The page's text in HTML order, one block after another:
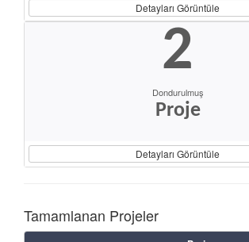
Detayları Görüntüle
2
Dondurulmuş
Proje
Detayları Görüntüle
Tamamlanan Projeler